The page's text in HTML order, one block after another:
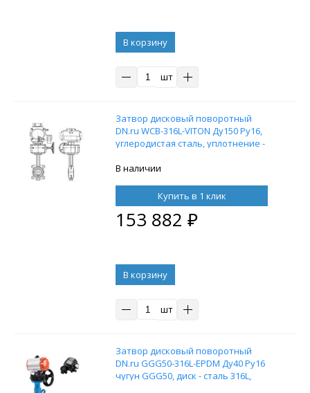
В корзину
шт
Затвор дисковый поворотный
DN.ru WCB-316L-VITON Ду150 Ру16,
углеродистая сталь, уплотнение -
105, пневмораспределителем
В наличии
Купить в 1 клик
153 882 ₽
В корзину
шт
Затвор дисковый поворотный
DN.ru GGG50-316L-EPDM Ду40 Ру16
чугун GGG50, диск - сталь 316L,